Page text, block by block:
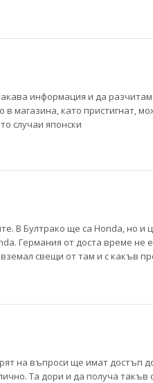
информация и да
магазина, като пристигнат,
случаи японски
В Бултрако ще са Honda, но
Германия от доста време
свещи от там и с какъв
на въпроси ще имат достъп
Та дори и да получа такъв